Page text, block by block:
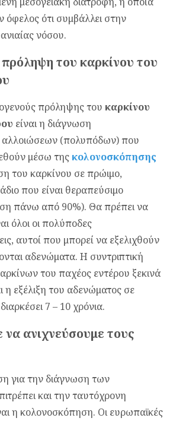
όφελος ότι συμβάλλει στην
νόσου.
του καρκίνου του
πρόληψης του καρκίνου
είναι η διάγνωση
(πολυπόδων) που
μέσω της κολονοσκόπησης
του καρκίνου σε πρώιμο,
που είναι θεραπεύσιμο
πάνω από 90%). Θα πρέπει να
όλοι οι πολύποδες
αυτοί που μπορεί να εξελιχθούν
αδενώματα. Η συντριπτική
του παχέος εντέρου ξεκινά
εξέλιξη του αδενώματος σε
7 – 10 χρόνια.
ανιχνεύσουμε τους
για την διάγνωση των
και την ταυτόχρονη
η κολονοσκόπηση. Οι ευρωπαϊκές